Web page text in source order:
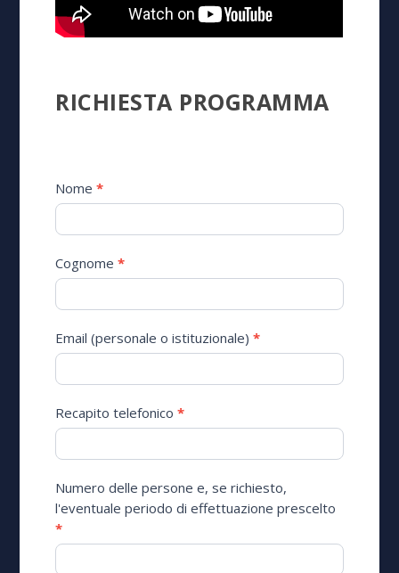
programma
RICHIESTA PROGRAMMA
Nome*
Cognome*
Email (personale o istituzionale)*
Recapito telefonico*
Numero delle persone e, se richiesto,
l'eventuale periodo di effettuazione prescelto
*